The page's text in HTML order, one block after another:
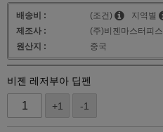
배송비 : (조건)
지역별
제조사 :
(주)비젠마스터피스
원산지 :
중국
비젠 레저부아 딥펜
+1 -1